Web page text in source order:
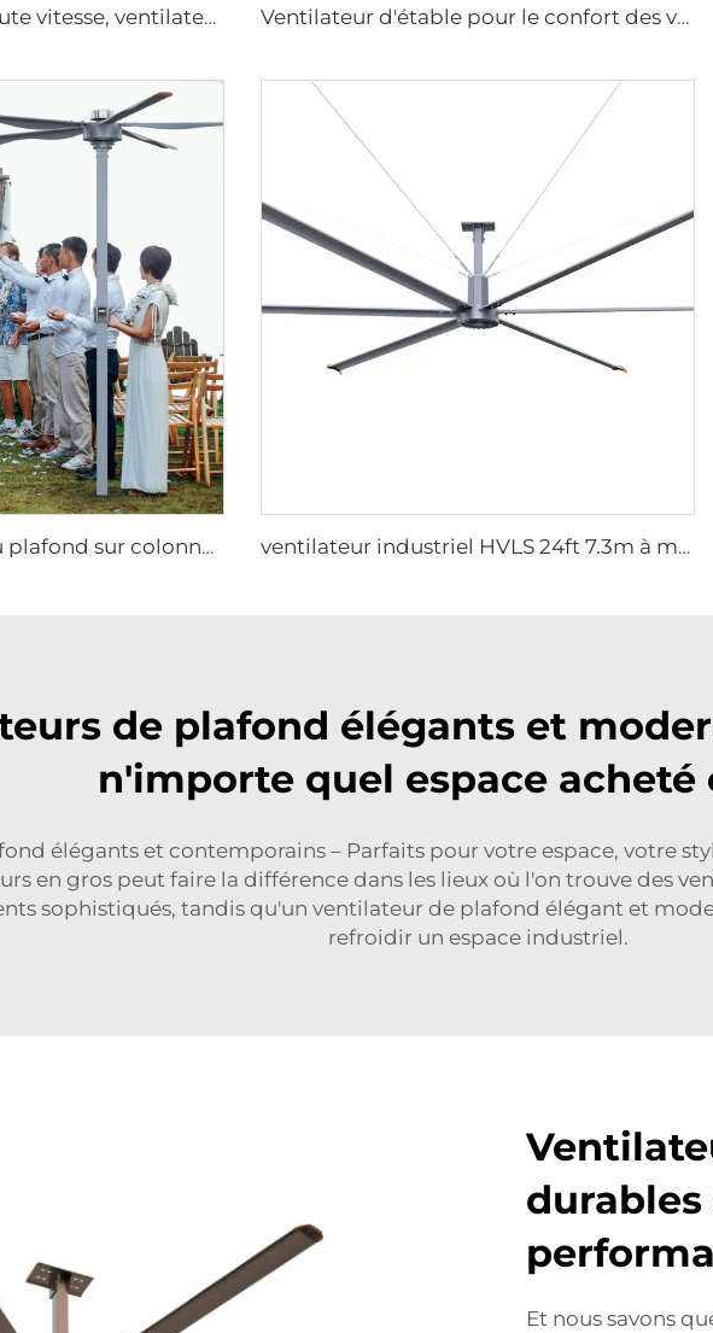
Ventilateur mural haute vitesse, ventilateurs industriels montés au mur pour entrepôts Ventilateur d'étable pour le confort des vaches, ventilation et refroidissement industriel, ventilateur suspendu
ventilateur monté au plafond sur colonne de 16ft 5m avec moteur PMSM à fort débit d'air 220v ventilateur industriel HVLS 24ft 7.3m à moteur AC, grande taille, faible bruit, vent naturel efficace énergétiquement
de plafond élégants et
n'importe quel espace acheté
élégants et contemporains – Parfaits pour votre espace, votre
en gros peut faire la différence dans les lieux où l'on trouve des
sophistiqués, tandis qu'un ventilateur de plafond élégant et
refroidir un espace industriel.
Et nous savons